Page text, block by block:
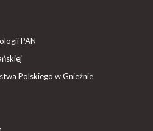
PAN
Polskiego w Gnieźnie